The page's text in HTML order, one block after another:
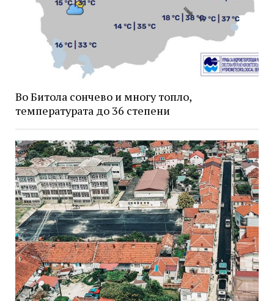
Во Битола сончево и многу топло,
температурата до 36 степени